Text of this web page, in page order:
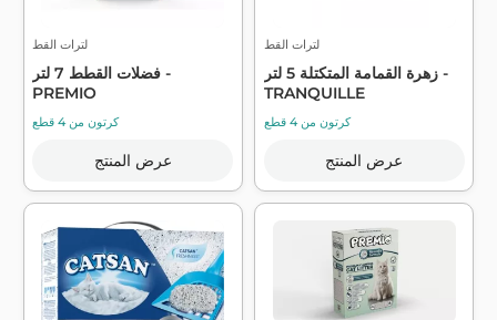
لترات القط
فضلات القطط 7 لتر -
PREMIO
كرتون من 4 قطع
عرض المنتج
لترات القط
زهرة القمامة المتكتلة 5 لتر -
TRANQUILLE
كرتون من 4 قطع
عرض المنتج